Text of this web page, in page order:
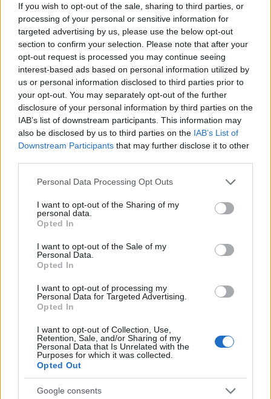
If you wish to opt-out of the sale, sharing to third parties, or
processing of your personal or sensitive information for
targeted advertising by us, please use the below opt-out
section to confirm your selection. Please note that after your
opt-out request is processed you may continue seeing
interest-based ads based on personal information utilized by
us or personal information disclosed to third parties prior to
your opt-out. You may separately opt-out of the further
disclosure of your personal information by third parties on the
IAB’s list of downstream participants. This information may
also be disclosed by us to third parties on the IAB’s List of
Downstream Participants that may further disclose it to other
Please note that this website/app uses one or more Google
not limited to your visit or usage behaviour. You may click to
grant or deny consent to Google and its third-party tags to
use your data for below specified purposes in below Google
consent section.
Personal Data Processing Opt Outs
I want to opt-out of the Sharing of my
personal data.
Opted In
I want to opt-out of the Sale of my
Personal Data.
Opted In
I want to opt-out of processing my
Personal Data for Targeted Advertising.
Opted In
I want to opt-out of Collection, Use,
Retention, Sale, and/or Sharing of my
Personal Data that Is Unrelated with the
Purposes for which it was collected.
Opted Out
Google consents
consecutivos con el grupo y podría reaparecer en esta
jornada. Por su parte, Joselu será baja entre 2 y 3 semanas
por una lesión de tobillo.
Imanol recupera a Becker y Tierney
La Real recibe al Villarreal este viernes con las altas de
Sheraldo Becker y Tierney, recuperados de sus lesiones.
Por contra, el técnico vasco no podrá contar una semana
más con Aritz Elustondo y Oyarzabal. El delantero sufre una
leve lesión muscular y podría estar disponible en la jornada
27.
últimas 5 jornadas
cinco jornadas en Comunio en el
Carlos Domínguez recibe el alta médica
El Celta recupera para el partido contra el Cádiz a Carlos
Domínguez y Manquillo, quienes han dejado atrás los
problemas físicos de los últimos días. Sin embargo, el